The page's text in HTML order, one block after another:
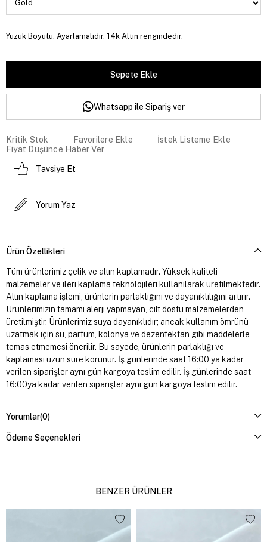
Yüzük Boyutu: Ayarlamalıdır. 14k Altın rengindedir.
Whatsapp ile Sipariş ver
Kritik Stok Favorilere Ekle
İstek Listeme Ekle
Fiyat Düşünce Haber Ver
Tavsiye Et
Yorum Yaz
Ürün Özellikleri
Tüm ürünlerimiz çelik ve altın kaplamadır. Yüksek kaliteli
malzemeler ve ileri kaplama teknolojileri kullanılarak üretilmektedir.
Altın kaplama işlemi, ürünlerin parlaklığını ve dayanıklılığını artırır.
Ürünlerimizin tamamı alerji yapmayan, cilt dostu malzemelerden
üretilmiştir. Ürünlerimiz suya dayanıklıdır; ancak kullanım ömrünü
uzatmak için su, parfüm, kolonya ve dezenfektan gibi maddelerle
temas etmemesi önerilir. Bu sayede, ürünlerin parlaklığı ve
kaplaması uzun süre korunur. İş günlerinde saat 16:00 ya kadar
verilen siparişler aynı gün kargoya teslim edilir. İş günlerinde saat
16:00ya kadar verilen siparişler aynı gün kargoya teslim edilir.
Yorumlar(0)
Ödeme Seçenekleri
BENZER ÜRÜNLER